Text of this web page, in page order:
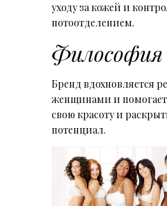
уходу за кожей и
потоотделением.
Философия
Бренд вдохновляется
женщинами и
свою красоту и
потенциал.